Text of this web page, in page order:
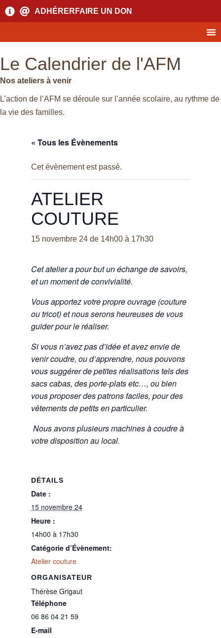
ADHÉRER FAIRE UN DON
Le Calendrier de l'AFM
Nos ateliers à venir
L’action de l’AFM se déroule sur l’année scolaire, au rythme de
la vie des familles.
« Tous les Évènements
Cet évènement est passé.
ATELIER
COUTURE
15 novembre 24 de 14h00à 17h30
Cet atelier a pour but un échange de savoirs,
et un moment de convivialité.
Vous apportez votre propre ouvrage (couture
ou tricot) et nous serons heureuses de vous
guider pour le réaliser.
Si vous n’avez pas d’idée et avez envie de
venir coudre, ou d’apprendre, nous pouvons
vous suggérer de petites réalisations tels des
sacs cabas, des porte-plats etc…, ou bien
vous proposer des patrons faciles, pour des
vêtements de petits en particulier.
Nous avons plusieurs machines à coudre à
votre disposition au local.
DÉTAILS
Date :
15 novembre 24
Heure :
14h00 à 17h30
Catégorie d’Évènement:
Atelier couture
ORGANISATEUR
Thérèse Grigaut
Téléphone
06 86 04 21 59
E-mail